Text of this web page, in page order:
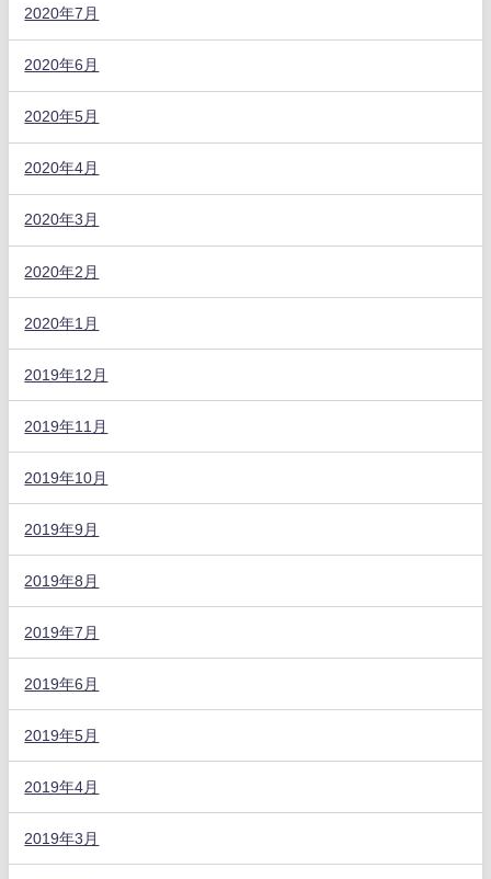
2020年7月
2020年6月
2020年5月
2020年4月
2020年3月
2020年2月
2020年1月
2019年12月
2019年11月
2019年10月
2019年9月
2019年8月
2019年7月
2019年6月
2019年5月
2019年4月
2019年3月